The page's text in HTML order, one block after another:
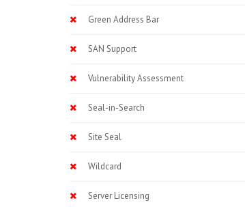
Green Address Bar
SAN Support
Vulnerability Assessment
Seal-in-Search
Site Seal
Wildcard
Server Licensing